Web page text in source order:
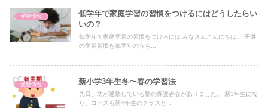
受験情報
低学年で家庭学習の習慣をつけるにはどうしたらい
いの？
低学年で家庭学習の習慣をつけるには みなさんこんにちは。 子供
の学習習慣を低学年のうち...
受験情報 新小学3年生冬〜春の学習法
先日、坊が通塾している塾の保護者会がありました。 新3年生にな
り、コースも新4年生のクラスと...